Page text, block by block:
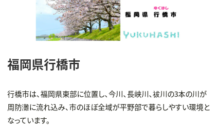
福岡県行橋市
行橋市は、福岡県東部に位置し、今川、長峡川、祓川の3本の川が
周防灘に流れ込み、市のほぼ全域が平野部で暮らしやすい環境と
なっています。